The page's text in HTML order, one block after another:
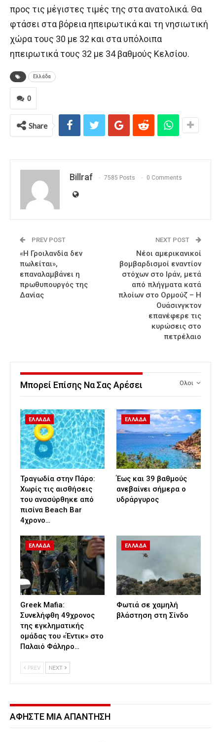
προς τις μέγιστες τιμές της στα ανατολικά. Θα
φτάσει στα βόρεια ηπειρωτικά και τη νησιωτική
χώρα τους 30 με 32 και στα υπόλοιπα
ηπειρωτικά τους 32 με 34 βαθμούς Κελσίου.
Ελλάδα
0
Share
Billraf 7585 Posts 0 Comments
PREV POST
«Η Γροιλανδία δεν
πωλείται»,
επαναλαμβάνει η
πρωθυπουργός της
Δανίας
NEXT POST
Νέοι αμερικανικοί
βομβαρδισμοί εναντίον
στόχων στο Ιράν, μετά
από πλήγματα κατά
πλοίων στο Ορμούζ – Η
Ουάσινγκτον
επανέφερε τις
κυρώσεις στο
πετρέλαιο
Ολοι
Μπορεί Επίσης Να Σας Αρέσει
ΕΛΛΑΔΑ
Τραγωδία στην Πάρο:
Χωρίς τις αισθήσεις
του ανασύρθηκε από
πισίνα Beach Bar
4χρονο…
ΕΛΛΑΔΑ
Έως και 39 βαθμούς
ανεβαίνει σήμερα ο
υδράργυρος
ΕΛΛΑΔΑ
Greek Mafia:
Συνελήφθη 49χρονος
της εγκληματικής
ομάδας του «Έντικ» στο
Παλαιό Φάληρο…
ΕΛΛΑΔΑ
Φωτιά σε χαμηλή
βλάστηση στη Σίνδο
PREV NEXT
ΑΦΉΣΤΕ ΜΙΑ ΑΠΆΝΤΗΣΗ